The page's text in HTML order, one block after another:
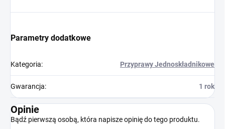
Parametry dodatkowe
Kategoria: Przyprawy Jednoskładnikowe
Gwarancja: 1 rok
Opinie
Bądź pierwszą osobą, która napisze opinię do tego produktu.